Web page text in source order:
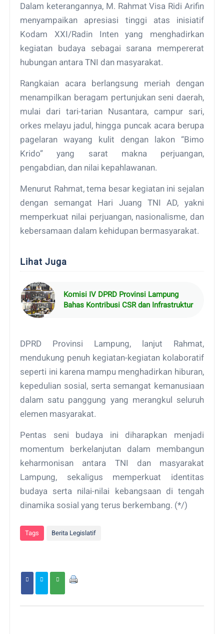
Dalam keterangannya, M. Rahmat Visa Ridi Arifin
menyampaikan apresiasi tinggi atas inisiatif
Kodam XXI/Radin Inten yang menghadirkan
kegiatan budaya sebagai sarana mempererat
hubungan antara TNI dan masyarakat.
Rangkaian acara berlangsung meriah dengan
menampilkan beragam pertunjukan seni daerah,
mulai dari tari-tarian Nusantara, campur sari,
orkes melayu jadul, hingga puncak acara berupa
pagelaran wayang kulit dengan lakon “Bimo
Krido” yang sarat makna perjuangan,
pengabdian, dan nilai kepahlawanan.
Menurut Rahmat, tema besar kegiatan ini sejalan
dengan semangat Hari Juang TNI AD, yakni
memperkuat nilai perjuangan, nasionalisme, dan
kebersamaan dalam kehidupan bermasyarakat.
Lihat Juga
Komisi IV DPRD Provinsi Lampung
Bahas Kontribusi CSR dan Infrastruktur
DPRD Provinsi Lampung, lanjut Rahmat,
mendukung penuh kegiatan-kegiatan kolaboratif
seperti ini karena mampu menghadirkan hiburan,
kepedulian sosial, serta semangat kemanusiaan
dalam satu panggung yang merangkul seluruh
elemen masyarakat.
Pentas seni budaya ini diharapkan menjadi
momentum berkelanjutan dalam membangun
keharmonisan antara TNI dan masyarakat
Lampung, sekaligus memperkuat identitas
budaya serta nilai-nilai kebangsaan di tengah
dinamika sosial yang terus berkembang. (*/)
Tags Berita Legislatif